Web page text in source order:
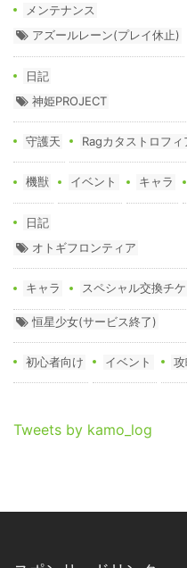
メンテナンス
アズールレーン(プレイ休止)
日記
神姫PROJECT
守護天 Ragカタストロフィ
機獣 イベント キャラ
日記
オトギフロンティア
キャラ スペシャル交換チケ
恒星少女(サービス終了)
初心者向け イベント
Tweets by kamo_log